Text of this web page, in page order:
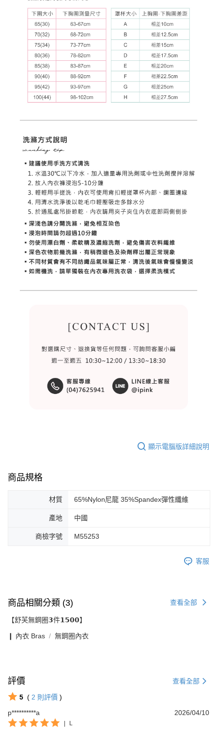
顯示電腦版詳細說明
商品規格
材質 65%Nylon尼龍 35%Spandex彈性纖維
產地 中國
商檢字號 M55253
客服
商品相關分類 (3) 查看全部
【舒芙無鋼圈𝟯件𝟭𝟱𝟬𝟬】
❙ 內衣 Bras 無鋼圈內衣
評價 查看全部
5 ( 2 則評價 )
p**********a
2026/04/10
L